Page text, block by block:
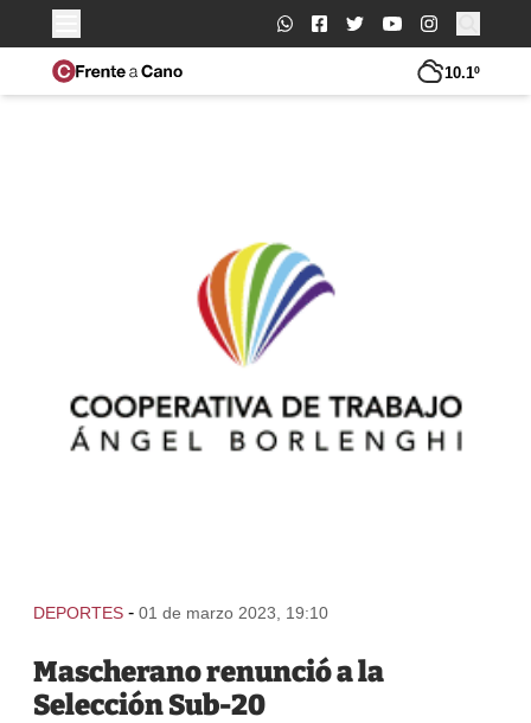
Buscar:
10.1º
DEPORTES - 01 de marzo 2023, 19:10
Mascherano renunció a la
Selección Sub-20